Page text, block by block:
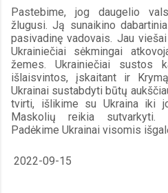
Pastebime, jog daugelio
žlugusi. Ją sunaikino
pasivadinę vadovais. Jau
Ukrainiečiai sėkmingai
žemes. Ukrainiečiai
išlaisvintos, įskaitant ir
Ukrainai sustabdyti būtų
tvirti, išlikime su Ukraina iki
Maskolių reikia sutvarkyti.
Padėkime Ukrainai visomis
2022-09-15